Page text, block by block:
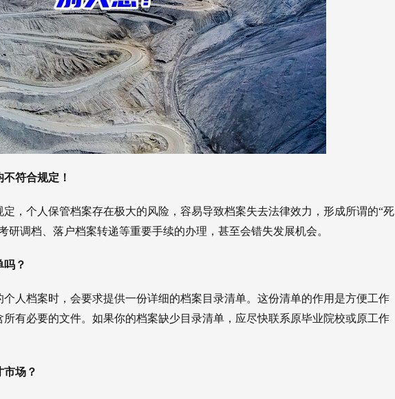
符合规定！
，个人保管档案存在极大的风险，容易导致档案失去法律效力，形成所谓的“死
研调档、落户档案转递等重要手续的办理，甚至会错失发展机会。
吗？
人档案时，会要求提供一份详细的档案目录清单。这份清单的作用是方便工作
有必要的文件。如果你的档案缺少目录清单，应尽快联系原毕业院校或原工作
市场？